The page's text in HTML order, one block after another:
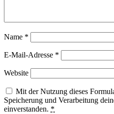
Name *
E-Mail-Adresse *
Website
Mit der Nutzung dieses
Speicherung und Verarbeitung
einverstanden. *